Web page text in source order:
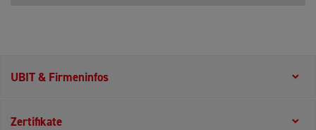
UBIT & Firmeninfos
Zertifikate